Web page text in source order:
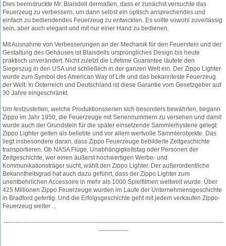
Dies beeindruckte Mr. Blaisdell dermaßen, dass er zunächst versuchte das
Feuerzeug zu verbessern, um dann selbst ein optisch ansprechendes und
einfach zu bediendendes Feuerzeug zu entwicklen. Es sollte sowohl zuverlässig
sein, aber auch elegant und mit nur einer Hand zu bedienen.
Mit Ausnahme von Verbesserungen an der Mechanik für den Feuerstein und der
Gestaltung des Gehäuses ist Blaisdells ursprüngliches Design bis heute
praktisch unverändert. Nicht zuletzt die Lifetime Guarantee läutete den
Siegeszug in den USA und schließlich in der ganzen Welt ein. Der Zippo Lighter
wurde zum Symbol des American Way of Life und das bekannteste Feuerzeug
der Welt. In Österreich und Deutschland ist diese Garantie vom Gesetzgeber auf
30 Jahre eingeschränkt.
Um festzustellen, welche Produktionsserien sich besonders bewährten, begann
Zippo im Jahr 1950, die Feuerzeuge mit Seriennummern zu versehen und damit
wurde auch der Grundstein für die später einsetzende Sammlerhysterie gelegt:
Zippo Lighter gelten als beliebte und vor allem wertvolle Sammlerobjekte. Das
liegt insbesondere daran, dass Zippo Feuerzeuge bebilderte Zeitgeschichte
transportieren. Ob NASA Flüge, Unabhängigkeitstag oder Personen der
Zeitgeschichte, wer einen äußerst hochwertigen Werbe- und
Kommunikationsträger sucht, wählt den Zippo Lighter. Der außerordentliche
Bekanntheitsgrad hat auch dazu geführt, dass der Zippo Lighter zum
unentbehrlichen Accessoire in mehr als 1000 Spielfilmen weltweit wurde. Über
425 Millionen Zippo Feuerzeuge wurden im Laufe der Unternehmensgeschichte
in Bradford gefertig. Und die Erfolgsgeschichte geht mit jedem verkaufen Zippo-
Feuerzeug weiter ...
-------------------------------------------------------------------------------------------------------------
---------------